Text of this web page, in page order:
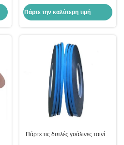
μήκος
Πάρτε την καλύτερη τιμή
Πάρτε τις διπλές γυάλινες ταινίες